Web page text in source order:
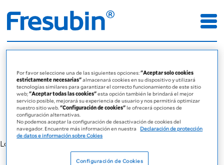
encontrado la
página
Lo sentimos, no se ha encontrado la página que busca.
Por favor seleccione una de las siguientes opciones:"Aceptar solo cookies
estrictamente necesarias"almacenará cookies en su dispositivo y utilizará
tecnologías similares para garantizar el correcto funcionamiento de este sitio
web;"Aceptar todas las cookies"esta opción también le brindará el mejor
servicio posible, mejorará su experiencia de usuario y nos permitirá optimizar
nuestro sitio web."Configuración de cookies" le ofrecerá opciones de
configuración alternativas.
No podemos aceptar la configuración de desactivación de cookies del
navegador. Encuentre más información en nuestra Declaración de protección
de datos e información sobre Cokies
Configuración de Cookies